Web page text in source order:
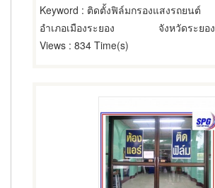
Keyword : ติดตั้งฟิล์มกรองแสงรถยนต์
อำเภอเมืองระยอง
จังหวัดระยอง
Views : 834 Time(s)